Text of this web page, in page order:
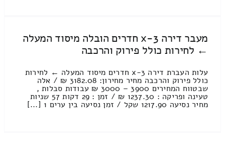
מעבר דירה 3-x חדרים הובלה מיסוד המעלה
← לחירות כולל פירוק והרכבה
עלות העברת דירה 3-x חדרים מיסוד המעלה ← לחירות
כולל פירוק והרכבה מחיר מחירון: 3182.08 ₪ / אלה
שבטווח המחירים 3900 – 3000 ₪ עבודות סבלות ,
טעינה ופריקה : 1237.30 ₪ / זמן : 29 דקות 57 שניות
מחיר נסיעה 1217.90 שקל / זמן נסיעה בין ערים 1 [...]